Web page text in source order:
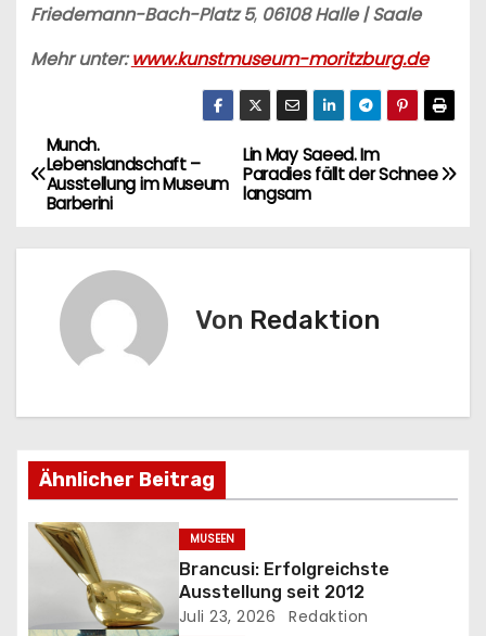
Friedemann-Bach-Platz 5, 06108 Halle | Saale
Mehr unter:www.kunstmuseum-moritzburg.de
B
e
i
g
s
n
v
Lin May Saeed. Im
Paradies fällt der Schnee
langsam
Munch.
Lebenslandschaft –
Ausstellung im Museum
Barberini
Von Redaktion
Ähnlicher Beitrag
MUSEEN
Brancusi: Erfolgreichste
Ausstellung seit 2012
Juli 23, 2026 Redaktion